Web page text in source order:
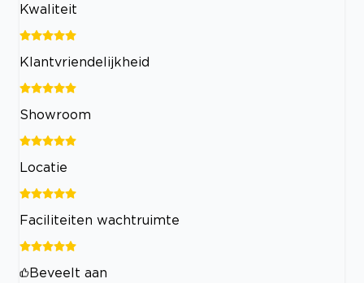
Kwaliteit
Klantvriendelijkheid
Showroom
Locatie
Faciliteiten wachtruimte
Beveelt aan